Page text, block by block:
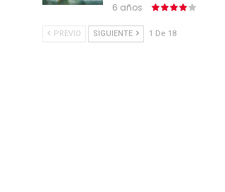
6 años
PREVIO SIGUIENTE 1 De 18